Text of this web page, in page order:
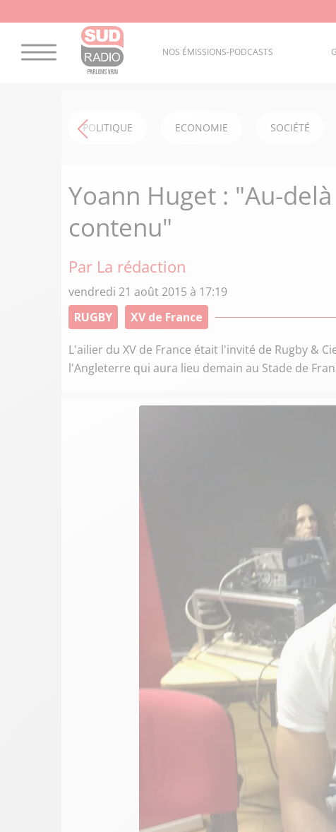
NOS ÉMISSIONS-PODCASTS
POLITIQUE ECONOMIE SOCIÉTÉ
Yoann Huget : "Au-
contenu"
Par La rédaction
vendredi 21 août 2015 à 17:19
RUGBY
XV de France
L'ailier du XV de France était l'invité de Rugby &
l'Angleterre qui aura lieu demain au Stade de